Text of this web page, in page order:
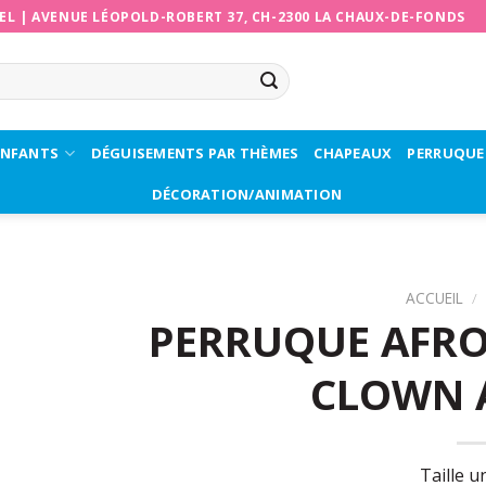
|AVENUE LÉOPOLD-ROBERT 37, CH-2300 LA CHAUX-DE-FONDS
DÉGUISEMENTS PAR THÈMES CHAPEAUX
DÉCORATION/ANIMATION
ACCUEIL /
PERRUQUE
CLOWN
Taille